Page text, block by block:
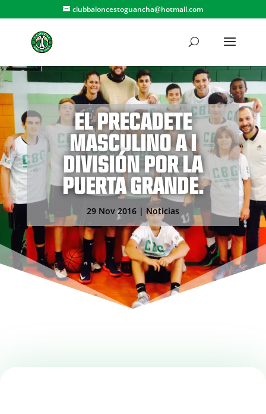
clubbaloncestoguancha@hotmail.com
EL PRECADETE
MASCULINO A 1
DIVISIÓN POR LA
PUERTA GRANDE.
29 Nov 2016| Noticias